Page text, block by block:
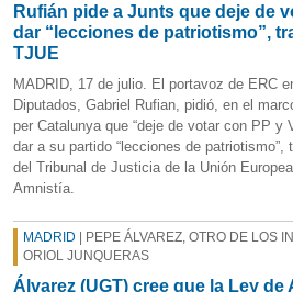
Rufián pide a Junts que deje de
dar “lecciones de patriotismo”,
TJUE
MADRID, 17 de julio. El portavoz de ERC
Diputados, Gabriel Rufian, pidió, en el
per Catalunya que “deje de votar con PP y
dar a su partido “lecciones de
del Tribunal de Justicia de la Unión
Amnistía.
MADRID | PEPE ÁLVAREZ, OTRO DE LOS
ORIOL JUNQUERAS
Álvarez (UGT) cree que la Ley de